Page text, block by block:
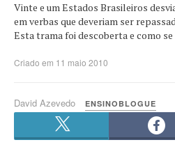
Vinte e um Estados Brasileiros
em verbas que deveriam ser
Esta trama foi descoberta e como se
Criado em 11 maio 2010
David Azevedo ENSINOBLOGUE